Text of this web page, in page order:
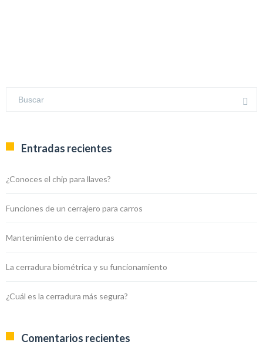
Entradas recientes
¿Conoces el chip para llaves?
Funciones de un cerrajero para carros
Mantenimiento de cerraduras
La cerradura biométrica y su funcionamiento
¿Cuál es la cerradura más segura?
Comentarios recientes